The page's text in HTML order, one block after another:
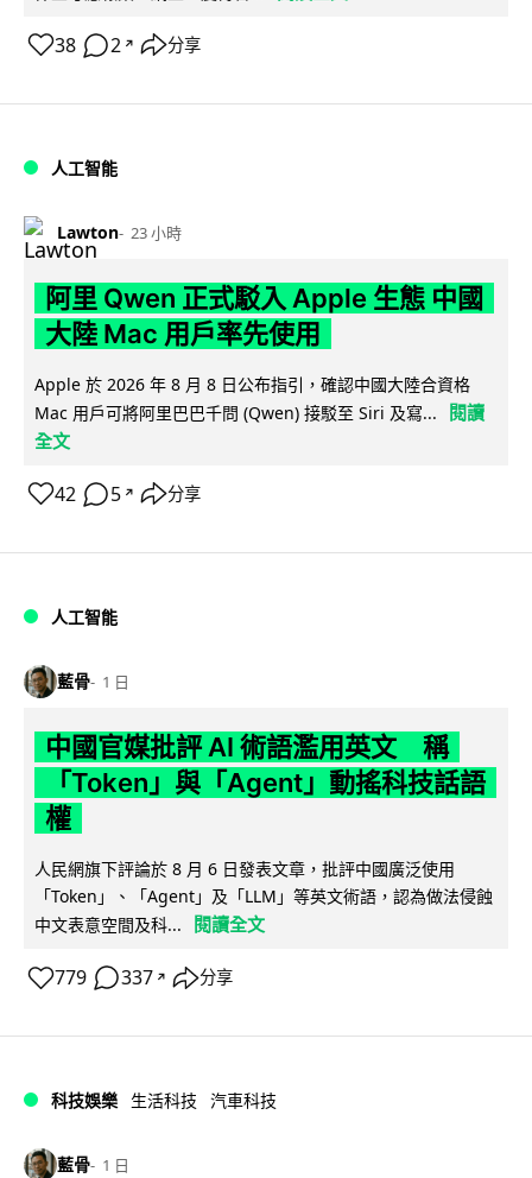
38 2 ↗ 分享
人工智能
Lawton 23 小時
阿里 Qwen 正式駁入 Apple 生態 中國
大陸 Mac 用戶率先使用
Apple 於 2026 年 8 月 8 日公布指引，確認中國大陸合資格
Mac 用戶可將阿里巴巴千問 (Qwen) 接駁至 Siri 及寫...
閱讀
全文
42 5 ↗ 分享
人工智能
藍骨 1 日
中國官媒批評 AI 術語濫用英文 稱
「Token」與「Agent」動搖科技話語
權
人民網旗下評論於 8 月 6 日發表文章，批評中國廣泛使用
「Token」、「Agent」及「LLM」等英文術語，認為做法侵蝕
中文表意空間及科...
閱讀全文
779 337 ↗ 分享
科技娛樂 生活科技 汽車科技
藍骨 1 日